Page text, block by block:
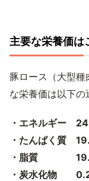
主要な栄養価は
豚ロース（大型
な栄養価は以下の
・エネルギー
・たんぱく質
・脂質
・炭水化物